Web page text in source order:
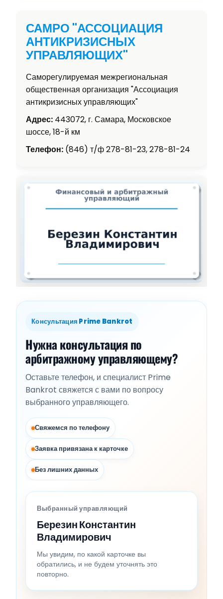
САМРО "АССОЦИАЦИЯ
АНТИКРИЗИСНЫХ
УПРАВЛЯЮЩИХ"
Саморегулируемая межрегиональная
общественная организация "Ассоциация
антикризисных управляющих"
Адрес: 443072, г. Самара, Московское
шоссе, 18-й км
Телефон: (846) т/ф 278-81-23, 278-81-24
Консультация Prime Bankrot
Нужна консультация по
арбитражному управляющему?
Оставьте телефон, и специалист Prime
Bankrot свяжется с вами по вопросу
выбранного управляющего.
Свяжемся по телефону
Заявка привязана к карточке
Без лишних данных
Выбранный управляющий
Березин Константин
Владимирович
Мы увидим, по какой карточке вы
обратились, и не будем уточнять это
повторно.